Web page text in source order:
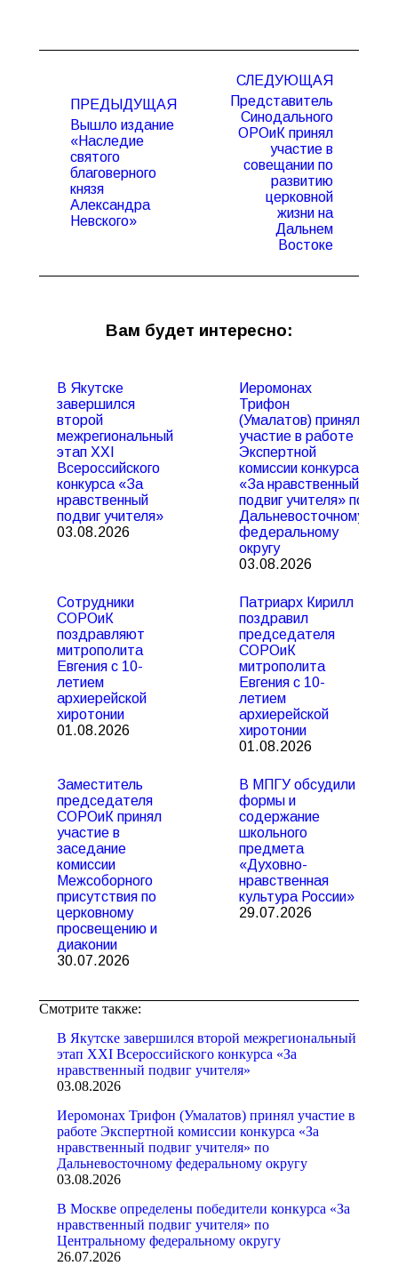
записям
ПРЕДЫДУЩАЯ
Предыдущая
запись:
Вышло издание
«Наследие
святого
благоверного
князя
Александра
Невского»
СЛЕДУЮЩАЯ
Следующая
запись:
Представитель
Синодального
ОРОиК принял
участие в
совещании по
развитию
церковной
жизни на
Дальнем
Востоке
Вам будет интересно:
В Якутске
завершился
второй
межрегиональный
этап XXI
Всероссийского
конкурса «За
нравственный
подвиг учителя»
03.08.2026
Иеромонах
Трифон
(Умалатов) принял
участие в работе
Экспертной
комиссии конкурса
«За нравственный
подвиг учителя» по
Дальневосточному
федеральному
округу
03.08.2026
Сотрудники
СОРОиК
поздравляют
митрополита
Евгения с 10-
летием
архиерейской
хиротонии
01.08.2026
Патриарх Кирилл
поздравил
председателя
СОРОиК
митрополита
Евгения с 10-
летием
архиерейской
хиротонии
01.08.2026
Заместитель
председателя
СОРОиК принял
участие в
заседание
комиссии
Межсоборного
присутствия по
церковному
просвещению и
диаконии
30.07.2026
В МПГУ обсудили
формы и
содержание
школьного
предмета
«Духовно-
нравственная
культура России»
29.07.2026
Смотрите также:
В Якутске завершился второй межрегиональный
этап XXI Всероссийского конкурса «За
нравственный подвиг учителя»
03.08.2026
Иеромонах Трифон (Умалатов) принял участие в
работе Экспертной комиссии конкурса «За
нравственный подвиг учителя» по
Дальневосточному федеральному округу
03.08.2026
В Москве определены победители конкурса «За
нравственный подвиг учителя» по
Центральному федеральному округу
26.07.2026